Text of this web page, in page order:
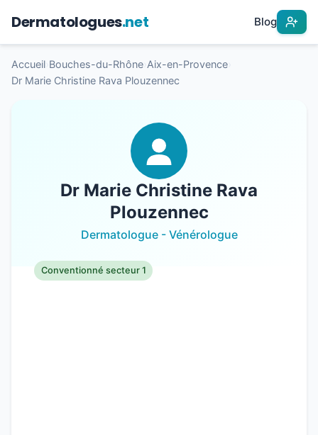
Dermatologues.net Blog
Accueil Bouches-du-Rhône Aix-en-Provence
Dr Marie Christine Rava Plouzennec
Dr Marie Christine Rava
Plouzennec
Dermatologue - Vénérologue
Conventionné secteur 1